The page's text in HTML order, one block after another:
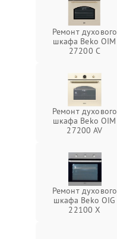
Ремонт духового
шкафа Beko OIM
27200 C
Ремонт духового
шкафа Beko OIM
27200 AV
Ремонт духового
шкафа Beko OIG
22100 X